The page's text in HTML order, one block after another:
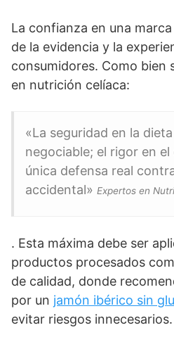
La confianza en una
de la evidencia y la
consumidores. Como bien
en nutrición celíaca:
«La seguridad en la
negociable; el rigor en
única defensa real
accidental» Expertos en
. Esta máxima debe ser
productos procesados
de calidad, donde
por un jamón ibérico sin
evitar riesgos innecesarios.